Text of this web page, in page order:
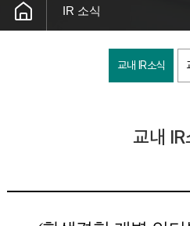
IR 소식
교내 IR소식
교내 IR